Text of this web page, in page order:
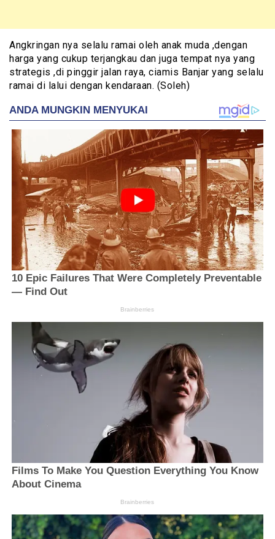
Angkringan nya selalu ramai oleh anak muda ,dengan
harga yang cukup terjangkau dan juga tempat nya yang
strategis ,di pinggir jalan raya, ciamis Banjar yang selalu
ramai di lalui dengan kendaraan. (Soleh)